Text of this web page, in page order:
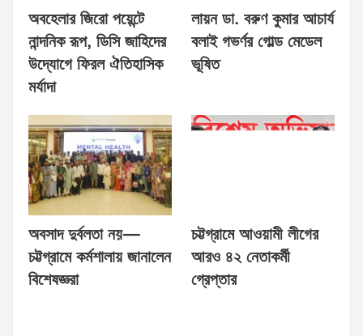
অবহেলার জিরো পয়েন্টে
নান্দনিক রূপ, ডিসি জাহিদের
উদ্যোগে ফিরল ঐতিহাসিক
মর্যাদা
লায়ন ডা. বরুণ কুমার আচার্য
বলাই গভর্ণর গোল্ড মেডেল
ভূষিত
অবসাদ দুর্বলতা নয়—
চট্টগ্রামে কর্মশালায় জানালেন
বিশেষজ্ঞরা
চট্টগ্রামে আওয়ামী লীগের
আরও ৪২ নেতাকর্মী
গ্রেপ্তার